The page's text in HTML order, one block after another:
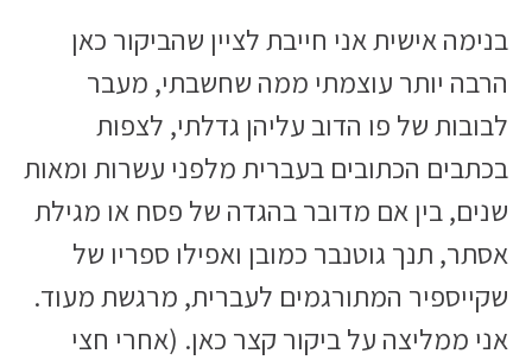
בנימה אישית אני חייבת לציין שהביקור כאן
הרבה יותר עוצמתי ממה שחשבתי, מעבר
לבובות של פו הדוב עליהן גדלתי, לצפות
בכתבים הכתובים בעברית מלפני עשרות ומאות
שנים, בין אם מדובר בהגדה של פסח או מגילת
אסתר, תנך גוטנבר כמובן ואפילו ספריו של
שקייספיר המתורגמים לעברית, מרגשת מעוד.
אני ממליצה על ביקור קצר כאן. (אחרי חצי